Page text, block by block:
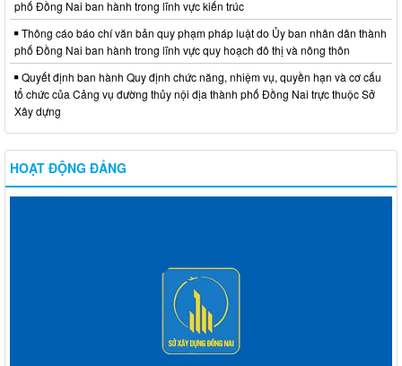
phố Đồng Nai ban hành trong lĩnh vực kiến trúc
Thông cáo báo chí văn bản quy phạm pháp luật do Ủy ban nhân dân thành
phố Đồng Nai ban hành trong lĩnh vực quy hoạch đô thị và nông thôn
Quyết định ban hành Quy định chức năng, nhiệm vụ, quyền hạn và cơ cấu
tổ chức của Cảng vụ đường thủy nội địa thành phố Đồng Nai trực thuộc Sở
Xây dựng
HOẠT ĐỘNG ĐẢNG